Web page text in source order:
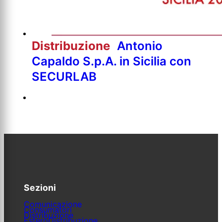
Distribuzione Antonio
Capaldo S.p.A. in Sicilia con
SECURLAB
Sezioni
Comunicazione
Consumatori
Distribuzione